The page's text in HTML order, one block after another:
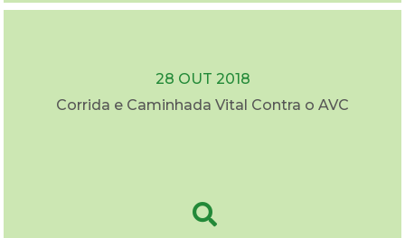
28 OUT 2018
Corrida e Caminhada Vital Contra o AVC